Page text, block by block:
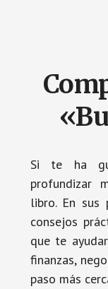
Si te ha
profundizar
libro. En sus
consejos
que te
finanzas,
paso más